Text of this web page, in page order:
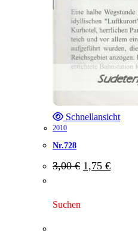
Schnellansicht
2010
Nr.728
3,00€
Preis
1,75 €
Preis
Suchen